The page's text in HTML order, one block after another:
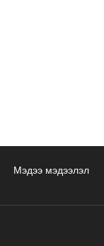
Мэдээ мэдээлэл